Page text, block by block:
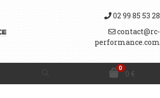
02 99 85 53 28
contact@rc-
performance.com
0
0 €